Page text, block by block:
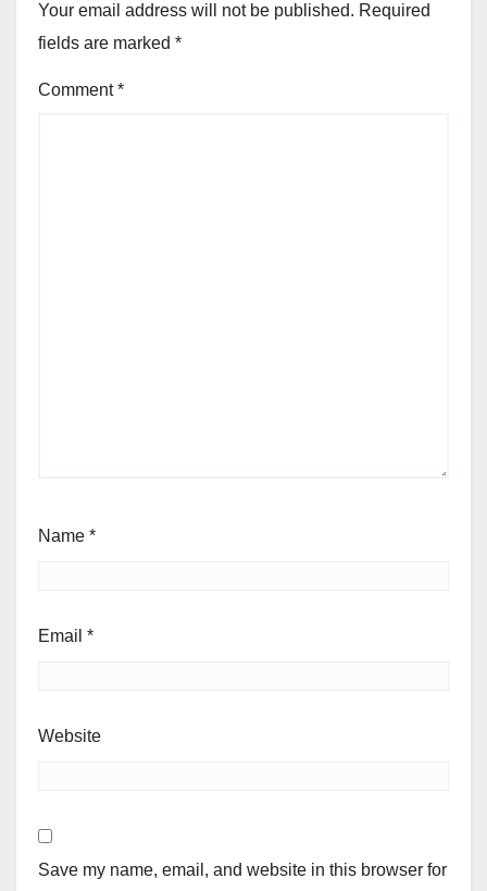
Your email address will not be published. Required
fields are marked *
Comment*
Name *
Email *
Website
Save my name, email, and website in this browser for